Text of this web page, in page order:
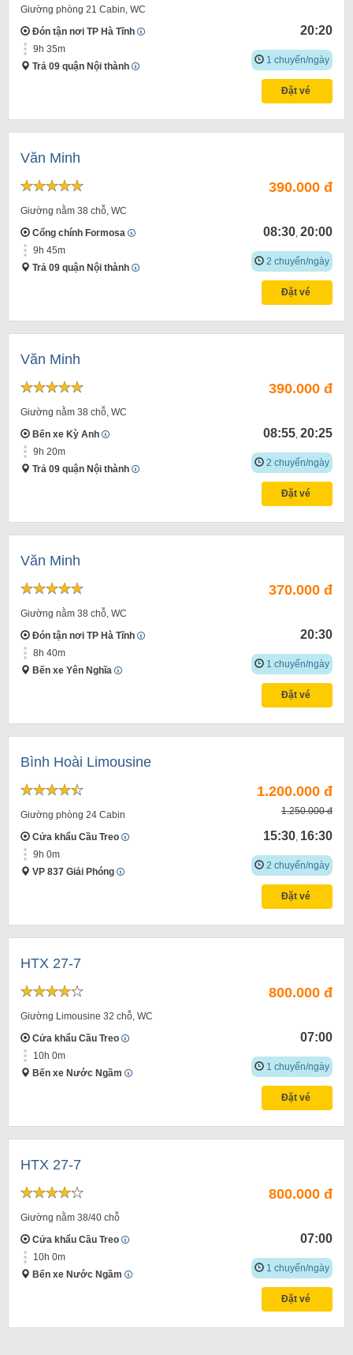
Giường phòng 21 Cabin, WC
Đón tận nơi TP Hà Tĩnh
9h 35m
Trả 09 quận Nội thành
20:20
1 chuyến/ngày
Đặt vé
Văn Minh
Giường nằm 38 chỗ, WC
Cổng chính Formosa
9h 45m
Trả 09 quận Nội thành
390.000 đ
08:30 20:00
2 chuyến/ngày
Đặt vé
Văn Minh
Giường nằm 38 chỗ, WC
Bến xe Kỳ Anh
9h 20m
Trả 09 quận Nội thành
390.000 đ
08:55 20:25
2 chuyến/ngày
Đặt vé
Văn Minh
Giường nằm 38 chỗ, WC
Đón tận nơi TP Hà Tĩnh
8h 40m
Bến xe Yên Nghĩa
370.000 đ
20:30
1 chuyến/ngày
Đặt vé
Bình Hoài Limousine
Giường phòng 24 Cabin
Cửa khẩu Cầu Treo
9h 0m
VP 837 Giải Phóng
1.200.000 đ
1.250.000 đ
15:30 16:30
2 chuyến/ngày
Đặt vé
HTX 27-7
Giường Limousine 32 chỗ, WC
Cửa khẩu Cầu Treo
10h 0m
Bến xe Nước Ngầm
800.000 đ
07:00
1 chuyến/ngày
Đặt vé
HTX 27-7
Giường nằm 38/40 chỗ
Cửa khẩu Cầu Treo
10h 0m
Bến xe Nước Ngầm
800.000 đ
07:00
1 chuyến/ngày
Đặt vé